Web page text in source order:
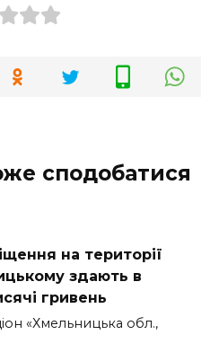
сподобатися
на території
здають в
гривень
«Хмельницька обл.,